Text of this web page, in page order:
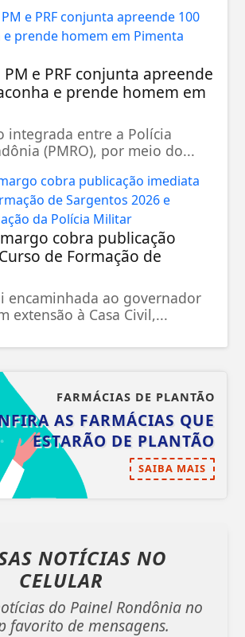
e PRF conjunta apreende
e prende homem em
integrada entre a Polícia
(PMRO), por meio do...
cobra publicação
de Formação de
encaminhada ao governador
extensão à Casa Civil,...
FARMÁCIAS DE PLANTÃO
AS FARMÁCIAS QUE
ESTARÃO DE PLANTÃO
SAIBA MAIS
NOTÍCIAS NO
CELULAR
do Painel Rondônia no
favorito de mensagens.